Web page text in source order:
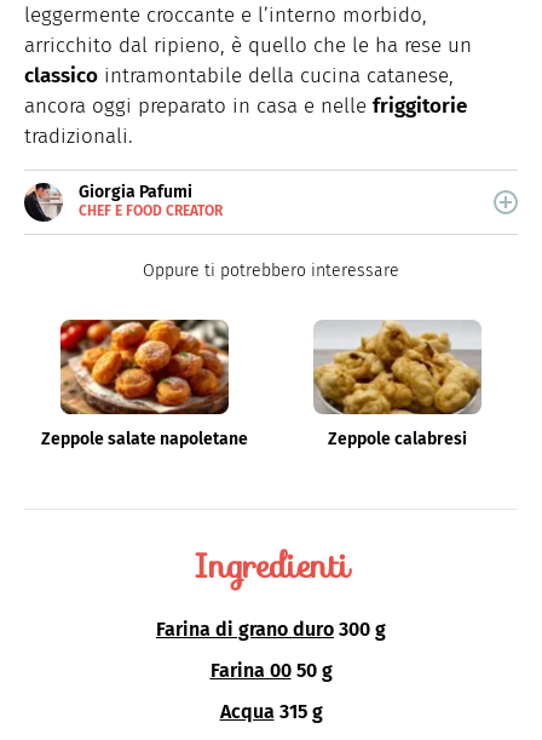
leggermente croccante e l’interno morbido,
arricchito dal ripieno, è quello che le ha rese un
classico intramontabile della cucina catanese,
ancora oggi preparato in casa e nelle friggitorie
tradizionali.
Giorgia Pafumi
CHEF E FOOD CREATOR
Giorgia Pafumi è una "chef creator" che crea ricette
Oppure ti potrebbero interessare
Zeppole salate napoletane Zeppole calabresi
Ingredienti
Farina di grano duro 300 g
Farina 00 50 g
Acqua 315 g